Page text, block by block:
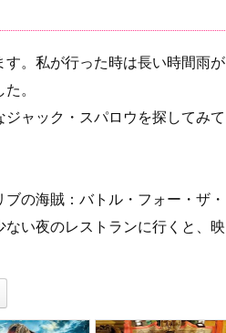
。私が行った時は長い時間雨が
。
ャック・スパロウを探してみて
の海賊：バトル・フォー・ザ・
い夜のレストランに行くと、映